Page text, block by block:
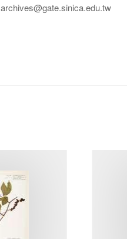
archives@gate.sinica.edu.tw